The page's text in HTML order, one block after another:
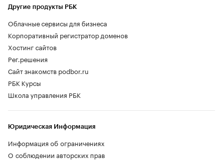
Другие продукты РБК
Облачные сервисы для бизнеса
Корпоративный регистратор доменов
Хостинг сайтов
Рег.решения
Сайт знакомств podbor.ru
РБК Курсы
Школа управления РБК
Юридическая Информация
Информация об ограничениях
О соблюдении авторских прав